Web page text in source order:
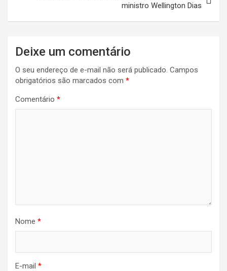
ministro Wellington Dias
Deixe um comentário
O seu endereço de e-mail não será publicado. Campos
obrigatórios são marcados com *
Comentário *
Nome *
E-mail *